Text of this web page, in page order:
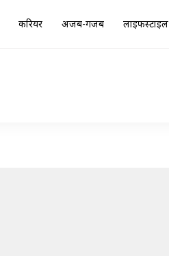
करियर अजब-गजब लाइफस्टाइल